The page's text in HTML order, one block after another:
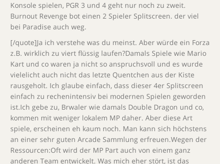
Konsole spielen, PGR 3 und 4 geht nur noch zu zweit.
Burnout Revenge bot einen 2 Spieler Splitscreen. der viel
bei Paradise auch weg.
[/quote]Ja ich verstehe was du meinst. Aber würde ein Forza
z.B. wirklich zu viert flüssig laufen?Damals Spiele wie Mario
Kart und co waren ja nicht so anspruchsvoll und es wurde
vielelicht auch nicht das letzte Quentchen aus der Kiste
rausgeholt. Ich glaube einfach, dass dieser 4er Splitscreen
einfach zu rechenintensiv bei modernen Spielen geworden
ist.Ich gebe zu, Brwaler wie damals Double Dragon und co,
kommen mit weniger lokalem MP daher. Aber diese Art
spiele, erscheinen eh kaum noch. Man kann sich höchstens
an einer sehr guten Arcade Sammlung erfreuen.Wegen der
Ressourcen:Oft wird der MP Part auch von einem ganz
anderen Team entwickelt. Was mich eher stört, ist das